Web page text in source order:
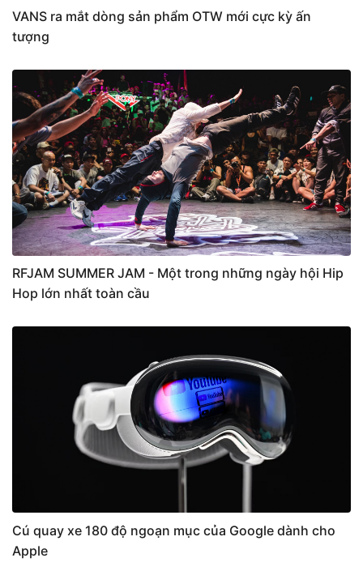
VANS ra mắt dòng sản phẩm OTW mới cực kỳ ấn
tượng
RFJAM SUMMER JAM - Một trong những ngày hội Hip
Hop lớn nhất toàn cầu
Cú quay xe 180 độ ngoạn mục của Google dành cho
Apple